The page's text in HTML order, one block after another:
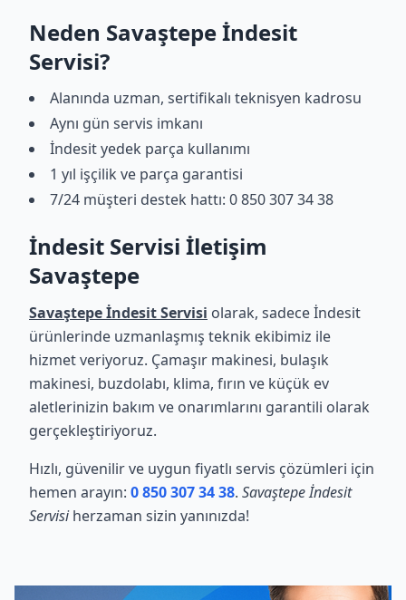
Neden Savaştepe İndesit
Servisi?
Alanında uzman, sertifikalı teknisyen kadrosu
Aynı gün servis imkanı
İndesit yedek parça kullanımı
1 yıl işçilik ve parça garantisi
7/24 müşteri destek hattı: 0 850 307 34 38
İndesit Servisi İletişim
Savaştepe
Savaştepe İndesit Servisi olarak, sadece İndesit
ürünlerinde uzmanlaşmış teknik ekibimiz ile
hizmet veriyoruz. Çamaşır makinesi, bulaşık
makinesi, buzdolabı, klima, fırın ve küçük ev
aletlerinizin bakım ve onarımlarını garantili olarak
gerçekleştiriyoruz.
Hızlı, güvenilir ve uygun fiyatlı servis çözümleri için
hemen arayın: 0 850 307 34 38. Savaştepe İndesit
Servisiherzaman sizin yanınızda!